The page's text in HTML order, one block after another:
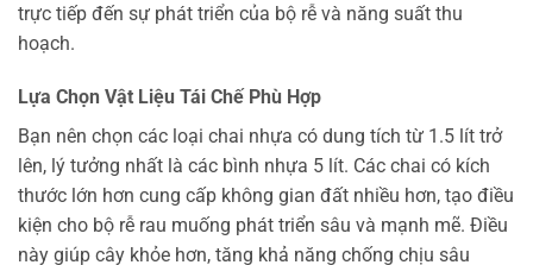
trực tiếp đến sự phát triển của bộ rễ và năng suất thu
hoạch.
Lựa Chọn Vật Liệu Tái Chế Phù Hợp
Bạn nên chọn các loại chai nhựa có dung tích từ 1.5 lít trở
lên, lý tưởng nhất là các bình nhựa 5 lít. Các chai có kích
thước lớn hơn cung cấp không gian đất nhiều hơn, tạo điều
kiện cho bộ rễ rau muống phát triển sâu và mạnh mẽ. Điều
này giúp cây khỏe hơn, tăng khả năng chống chịu sâu